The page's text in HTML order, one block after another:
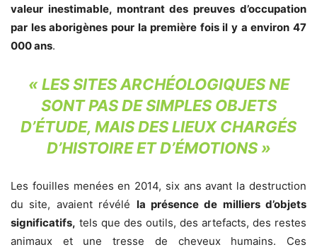
valeur inestimable, montrant des preuves d’occupation
par les aborigènes pour la première fois il y a environ 47
000 ans.
« LES SITES ARCHÉOLOGIQUES NE
SONT PAS DE SIMPLES OBJETS
D’ÉTUDE, MAIS DES LIEUX CHARGÉS
D’HISTOIRE ET D’ÉMOTIONS »
Les fouilles menées en 2014, six ans avant la destruction
du site, avaient révélé la présence de milliers d’objets
significatifs, tels que des outils, des artefacts, des restes
animaux et une tresse de cheveux humains. Ces